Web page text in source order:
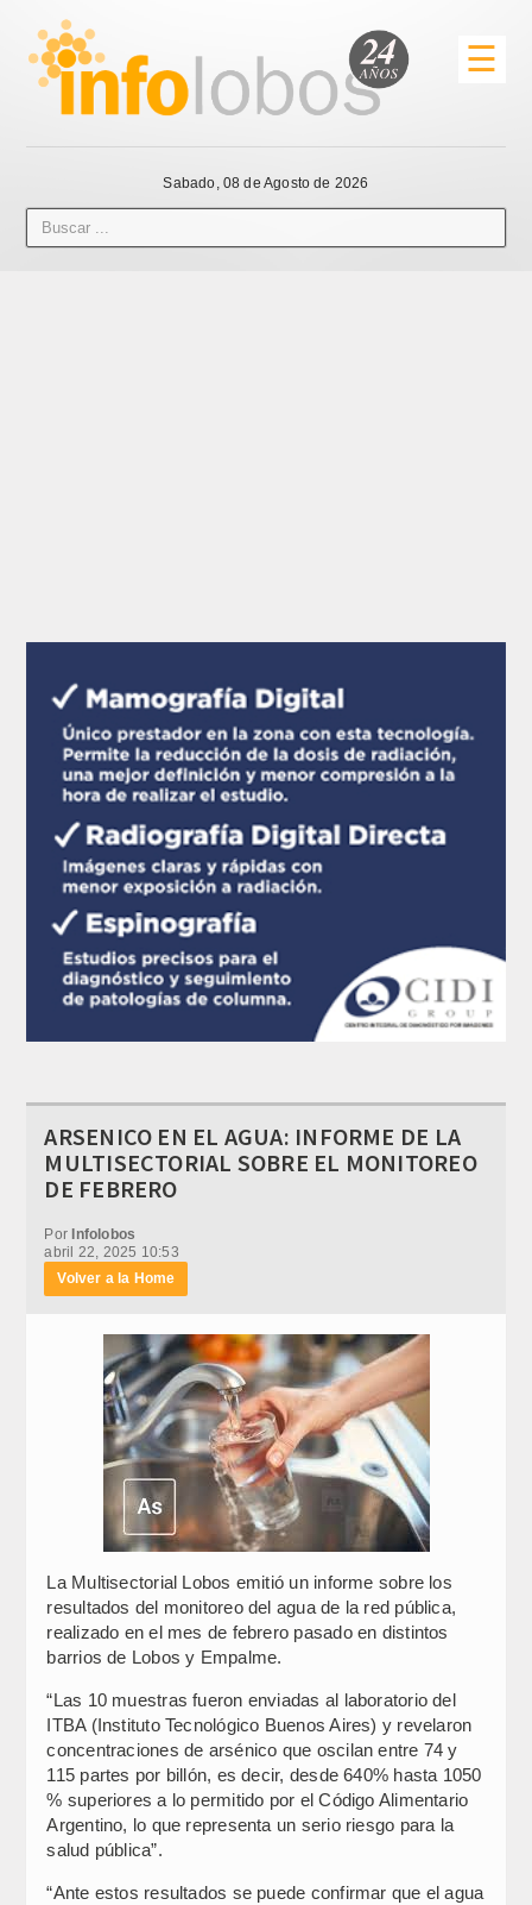
☰
Sabado, 08 de Agosto de 2026
ARSENICO EN EL AGUA: INFORME DE LA
MULTISECTORIAL SOBRE EL MONITOREO
DE FEBRERO
PorInfolobos
abril 22, 2025 10:53
Volver a la Home
La Multisectorial Lobos emitió un informe sobre los
resultados del monitoreo del agua de la red pública,
realizado en el mes de febrero pasado en distintos
barrios de Lobos y Empalme.
“Las 10 muestras fueron enviadas al laboratorio del
ITBA (Instituto Tecnológico Buenos Aires) y revelaron
concentraciones de arsénico que oscilan entre 74 y
115 partes por billón, es decir, desde 640% hasta 1050
% superiores a lo permitido por el Código Alimentario
Argentino, lo que representa un serio riesgo para la
salud pública”.
“Ante estos resultados se puede confirmar que el agua